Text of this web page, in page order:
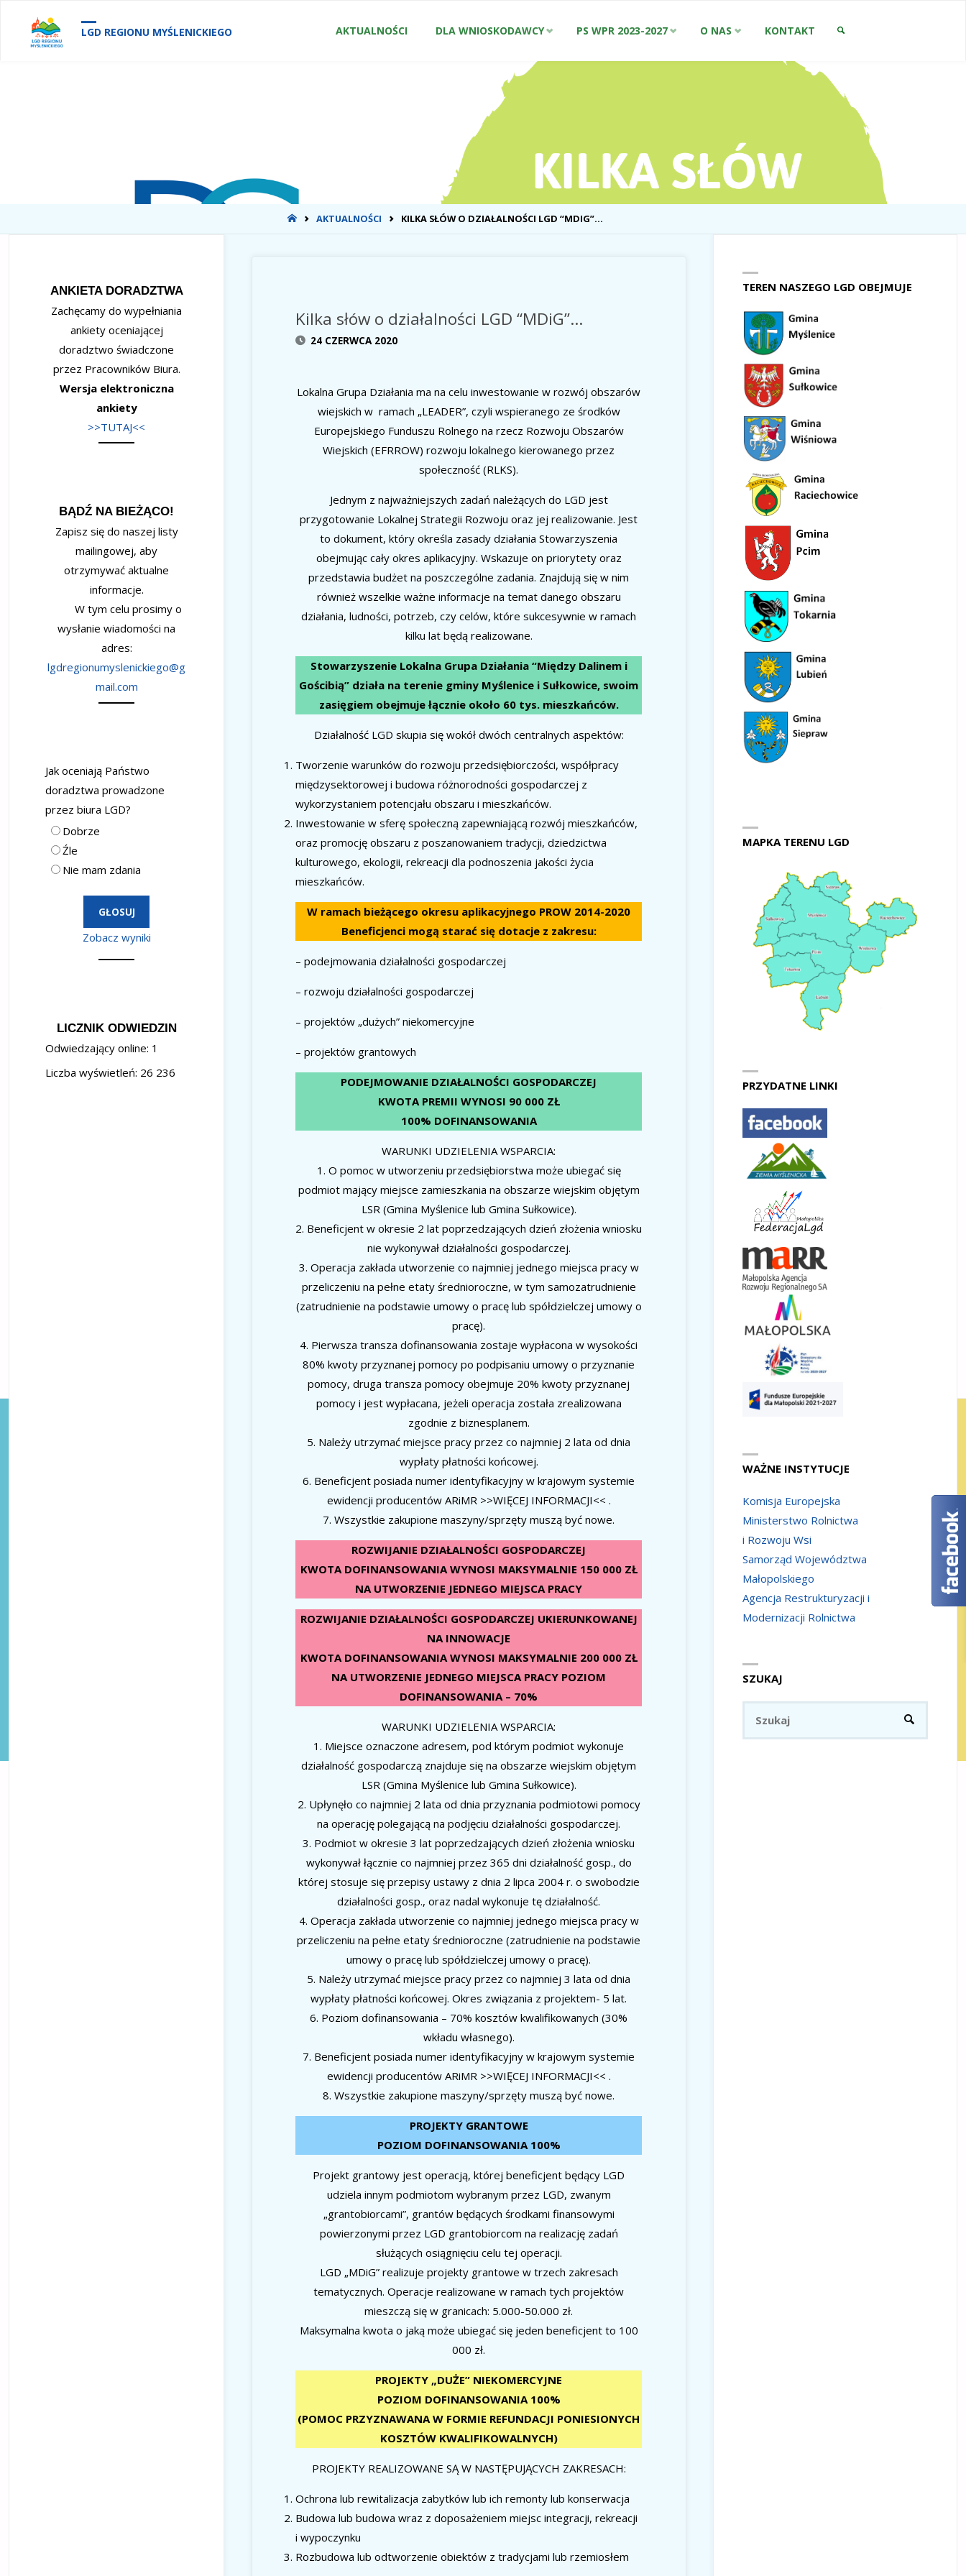
LGD REGIONU MYŚLENICKIEGO AKTUALNOŚCI DLA WNIOSKODAWCY PS WPR 2023-2027 O NAS KONTAKT
SZUKAJ
STRONA
AKTUALNOŚCI KILKA SŁÓW O DZIAŁALNOŚCI LGD “MDIG”…
Kilka słów o działalności LGD “MDiG”…
24 CZERWCA 2020
Lokalna Grupa Działania ma na celu inwestowanie w rozwój obszarów
wiejskich w ramach „LEADER”, czyli wspieranego ze środków
Europejskiego Funduszu Rolnego na rzecz Rozwoju Obszarów
Wiejskich (EFRROW) rozwoju lokalnego kierowanego przez
społeczność (RLKS).
Jednym z najważniejszych zadań należących do LGD jest
przygotowanie Lokalnej Strategii Rozwoju oraz jej realizowanie. Jest
to dokument, który określa zasady działania Stowarzyszenia
obejmując cały okres aplikacyjny. Wskazuje on priorytety oraz
przedstawia budżet na poszczególne zadania. Znajdują się w nim
również wszelkie ważne informacje na temat danego obszaru
działania, ludności, potrzeb, czy celów, które sukcesywnie w ramach
kilku lat będą realizowane.
Stowarzyszenie Lokalna Grupa Działania “Między Dalinem i
Gościbią” działa na terenie gminy Myślenice i Sułkowice, swoim
zasięgiem obejmuje łącznie około 60 tys. mieszkańców.
Działalność LGD skupia się wokół dwóch centralnych aspektów:
Tworzenie warunków do rozwoju przedsiębiorczości, współpracy
międzysektorowej i budowa różnorodności gospodarczej z
wykorzystaniem potencjału obszaru i mieszkańców.
Inwestowanie w sferę społeczną zapewniającą rozwój mieszkańców,
oraz promocję obszaru z poszanowaniem tradycji, dziedzictwa
kulturowego, ekologii, rekreacji dla podnoszenia jakości życia
mieszkańców.
W ramach bieżącego okresu aplikacyjnego PROW 2014-2020
Beneficjenci mogą starać się dotacje z zakresu:
– podejmowania działalności gospodarczej
– rozwoju działalności gospodarczej
– projektów „dużych” niekomercyjne
– projektów grantowych
PODEJMOWANIE DZIAŁALNOŚCI GOSPODARCZEJ
KWOTA PREMII WYNOSI 90 000 ZŁ
100% DOFINANSOWANIA
WARUNKI UDZIELENIA WSPARCIA:
1. O pomoc w utworzeniu przedsiębiorstwa może ubiegać się
podmiot mający miejsce zamieszkania na obszarze wiejskim objętym
LSR (Gmina Myślenice lub Gmina Sułkowice).
2. Beneficjent w okresie 2 lat poprzedzających dzień złożenia wniosku
nie wykonywał działalności gospodarczej.
3. Operacja zakłada utworzenie co najmniej jednego miejsca pracy w
przeliczeniu na pełne etaty średnioroczne, w tym samozatrudnienie
(zatrudnienie na podstawie umowy o pracę lub spółdzielczej umowy o
pracę).
4. Pierwsza transza dofinansowania zostaje wypłacona w wysokości
80% kwoty przyznanej pomocy po podpisaniu umowy o przyznanie
pomocy, druga transza pomocy obejmuje 20% kwoty przyznanej
pomocy i jest wypłacana, jeżeli operacja została zrealizowana
zgodnie z biznesplanem.
5. Należy utrzymać miejsce pracy przez co najmniej 2 lata od dnia
wypłaty płatności końcowej.
6. Beneficjent posiada numer identyfikacyjny w krajowym systemie
ewidencji producentów ARiMR >>WIĘCEJ INFORMACJI<< .
7. Wszystkie zakupione maszyny/sprzęty muszą być nowe.
ROZWIJANIE DZIAŁALNOŚCI GOSPODARCZEJ
KWOTA DOFINANSOWANIA WYNOSI MAKSYMALNIE 150 000 ZŁ
NA UTWORZENIE JEDNEGO MIEJSCA PRACY
ROZWIJANIE DZIAŁALNOŚCI GOSPODARCZEJ UKIERUNKOWANEJ
NA INNOWACJE
KWOTA DOFINANSOWANIA WYNOSI MAKSYMALNIE 200 000 ZŁ
NA UTWORZENIE JEDNEGO MIEJSCA PRACY POZIOM
DOFINANSOWANIA – 70%
WARUNKI UDZIELENIA WSPARCIA:
1. Miejsce oznaczone adresem, pod którym podmiot wykonuje
działalność gospodarczą znajduje się na obszarze wiejskim objętym
LSR (Gmina Myślenice lub Gmina Sułkowice).
2. Upłynęło co najmniej 2 lata od dnia przyznania podmiotowi pomocy
na operację polegającą na podjęciu działalności gospodarczej.
3. Podmiot w okresie 3 lat poprzedzających dzień złożenia wniosku
wykonywał łącznie co najmniej przez 365 dni działalność gosp., do
której stosuje się przepisy ustawy z dnia 2 lipca 2004 r. o swobodzie
działalności gosp., oraz nadal wykonuje tę działalność.
4. Operacja zakłada utworzenie co najmniej jednego miejsca pracy w
przeliczeniu na pełne etaty średnioroczne (zatrudnienie na podstawie
umowy o pracę lub spółdzielczej umowy o pracę).
5. Należy utrzymać miejsce pracy przez co najmniej 3 lata od dnia
wypłaty płatności końcowej. Okres związania z projektem- 5 lat.
6. Poziom dofinansowania – 70% kosztów kwalifikowanych (30%
wkładu własnego).
7. Beneficjent posiada numer identyfikacyjny w krajowym systemie
ewidencji producentów ARiMR >>WIĘCEJ INFORMACJI<< .
8. Wszystkie zakupione maszyny/sprzęty muszą być nowe.
PROJEKTY GRANTOWE
POZIOM DOFINANSOWANIA 100%
Projekt grantowy jest operacją, której beneficjent będący LGD
udziela innym podmiotom wybranym przez LGD, zwanym
„grantobiorcami”, grantów będących środkami finansowymi
powierzonymi przez LGD grantobiorcom na realizację zadań
służących osiągnięciu celu tej operacji.
LGD „MDiG” realizuje projekty grantowe w trzech zakresach
tematycznych. Operacje realizowane w ramach tych projektów
mieszczą się w granicach: 5.000-50.000 zł.
Maksymalna kwota o jaką może ubiegać się jeden beneficjent to 100
000 zł.
PROJEKTY „DUŻE” NIEKOMERCYJNE
POZIOM DOFINANSOWANIA 100%
(POMOC PRZYZNAWANA W FORMIE REFUNDACJI PONIESIONYCH
KOSZTÓW KWALIFIKOWALNYCH)
PROJEKTY REALIZOWANE SĄ W NASTĘPUJĄCYCH ZAKRESACH:
Ochrona lub rewitalizacja zabytków lub ich remonty lub konserwacja
Budowa lub budowa wraz z doposażeniem miejsc integracji, rekreacji
i wypoczynku
Rozbudowa lub odtworzenie obiektów z tradycjami lub rzemiosłem
ANKIETA DORADZTWA
Zachęcamy do wypełniania
ankiety oceniającej
doradztwo świadczone
przez Pracowników Biura.
Wersja elektroniczna
ankiety
>>TUTAJ<<
BĄDŹ NA BIEŻĄCO!
Zapisz się do naszej listy
mailingowej, aby
otrzymywać aktualne
informacje.
W tym celu prosimy o
wysłanie wiadomości na
adres:
lgdregionumyslenickiego@g
mail.com
Jak oceniają Państwo
doradztwa prowadzone
przez biura LGD?
Dobrze
Źle
Nie mam zdania
Zobacz wyniki
LICZNIK ODWIEDZIN
Odwiedzający online: 1
Liczba wyświetleń: 26 236
TEREN NASZEGO LGD OBEJMUJE
MAPKA TERENU LGD
PRZYDATNE LINKI
WAŻNE INSTYTUCJE
Komisja Europejska
Ministerstwo Rolnictwa
i Rozwoju Wsi
Samorząd Województwa
Małopolskiego
Agencja Restrukturyzacji i
Modernizacji Rolnictwa
SZUKAJ
SZUKAJ